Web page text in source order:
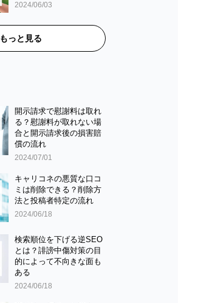
2024/06/03
もっと見る
開示請求で慰謝料は取れ
る？慰謝料が取れない場
合と開示請求後の損害賠
償の流れ
2024/07/01
キャリコネの悪質な口コ
ミは削除できる？削除方
法と投稿者特定の流れ
2024/06/18
検索順位を下げる逆SEO
とは？誹謗中傷対策の目
的によって不向きな面も
ある
2024/06/18